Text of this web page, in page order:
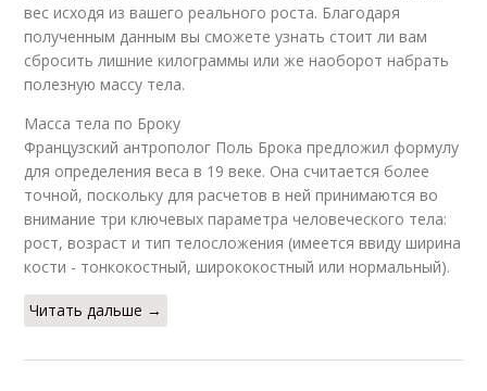
вес исходя из вашего реального роста. Благодаря
полученным данным вы сможете узнать стоит ли вам
сбросить лишние килограммы или же наоборот набрать
полезную массу тела.
Масса тела по Броку
Французский антрополог Поль Брока предложил формулу
для определения веса в 19 веке. Она считается более
точной, поскольку для расчетов в ней принимаются во
внимание три ключевых параметра человеческого тела:
рост, возраст и тип телосложения (имеется ввиду ширина
кости - тонкокостный, ширококостный или нормальный).
Читать дальше →